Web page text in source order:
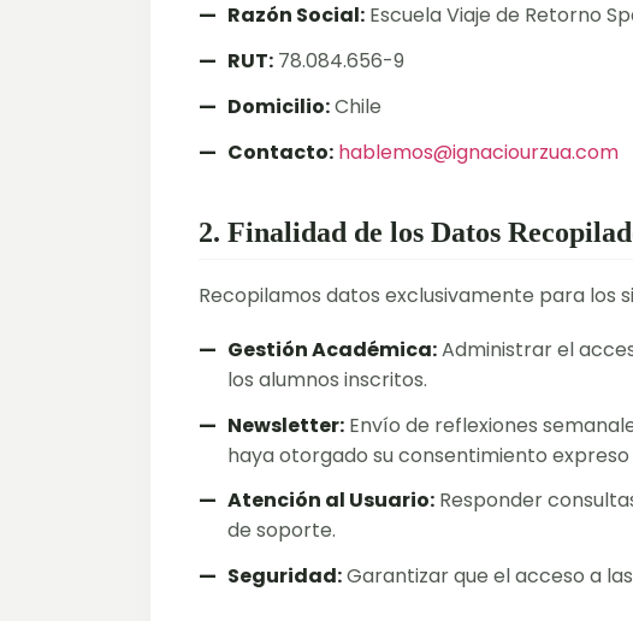
Razón Social: Escuela Viaje de Retorno
RUT: 78.084.656-9
Domicilio:Chile
Contacto: hablemos@ignaciourzua.com
2. Finalidad de los Datos
Recopilamos datos exclusivamente para los
Gestión Académica:Administrar el
los alumnos inscritos.
Newsletter: Envío de reflexiones
haya otorgado su consentimiento expreso
Atención al Usuario: Responder
de soporte.
Seguridad:Garantizar que el acceso a